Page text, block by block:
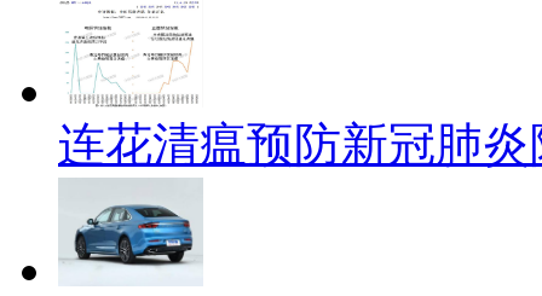
连花清瘟预防新冠肺